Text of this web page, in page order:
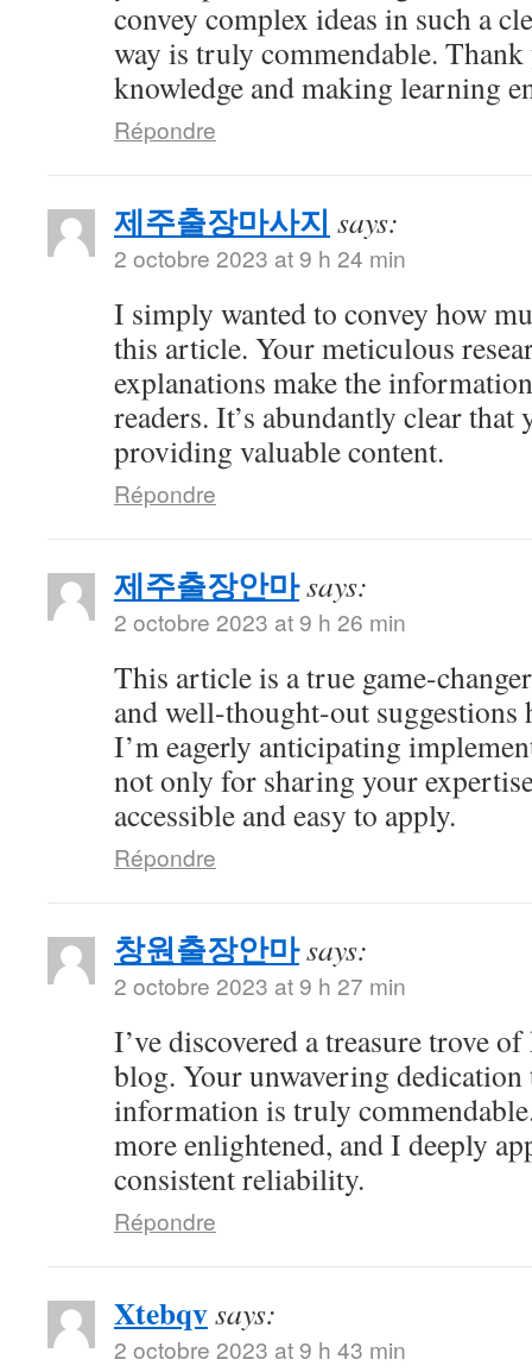
convey complex ideas in such a
way is truly commendable.
knowledge and making learning
Répondre
제주출장마사지 says:
2 octobre 2023 at 9 h 24 min
I simply wanted to convey how
this article. Your meticulous
explanations make the
readers. It’s abundantly clear that
providing valuable content.
Répondre
제주출장안마says:
2 octobre 2023 at 9 h 26 min
This article is a true game-
and well-thought-out
I’m eagerly anticipating
not only for sharing your
accessible and easy to apply.
Répondre
창원출장안마says:
2 octobre 2023 at 9 h 27 min
I’ve discovered a treasure trove
blog. Your unwavering
information is truly
more enlightened, and I deeply
consistent reliability.
Répondre
Xtebqvsays:
2 octobre 2023 at 9 h 43 min